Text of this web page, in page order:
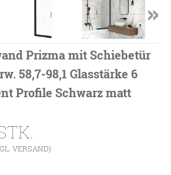
Prizma mit Schiebetür
58,7-98,1 Glasstärke 6
Profile Schwarz matt
VERSAND)